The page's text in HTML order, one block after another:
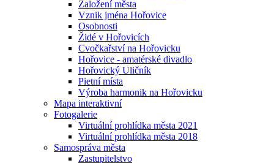
Založení města
Vznik jména Hořovice
Osobnosti
Židé v Hořovicích
Cvočkařství na Hořovicku
Hořovice - amatérské divadlo
Hořovický Uličník
Pietní místa
Výroba harmonik na Hořovicku
Mapa interaktivní
Fotogalerie
Virtuální prohlídka města 2021
Virtuální prohlídka města 2018
Samospráva města
Zastupitelstvo